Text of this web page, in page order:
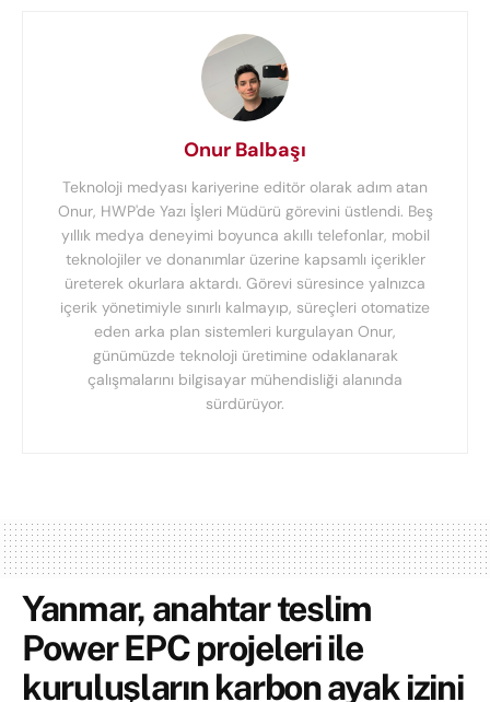
Onur Balbaşı
Teknoloji medyası kariyerine editör olarak adım atan
Onur, HWP'de Yazı İşleri Müdürü görevini üstlendi. Beş
yıllık medya deneyimi boyunca akıllı telefonlar, mobil
teknolojiler ve donanımlar üzerine kapsamlı içerikler
üreterek okurlara aktardı. Görevi süresince yalnızca
içerik yönetimiyle sınırlı kalmayıp, süreçleri otomatize
eden arka plan sistemleri kurgulayan Onur,
günümüzde teknoloji üretimine odaklanarak
çalışmalarını bilgisayar mühendisliği alanında
sürdürüyor.
Yanmar, anahtar teslim
Power EPC projeleri ile
kuruluşların karbon ayak izini